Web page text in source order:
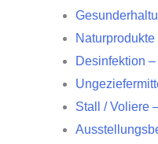
Naturprodukte
Desinfektion –
Stall / Voliere